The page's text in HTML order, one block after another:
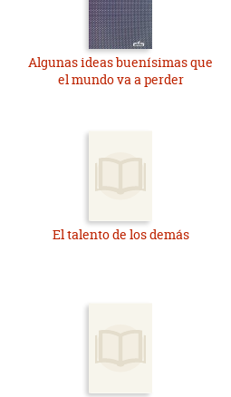
Algunas ideas buenísimas que
el mundo va a perder
El talento de los demás